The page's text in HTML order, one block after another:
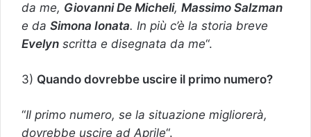
da me, Giovanni De Micheli, Massimo Salzman
e da Simona Ionata. In più c’è la storia breve
Evelyn scritta e disegnata da me“.
3) Quando dovrebbe uscire il primo numero?
“Il primo numero, se la situazione migliorerà,
dovrebbe uscire ad Aprile“.